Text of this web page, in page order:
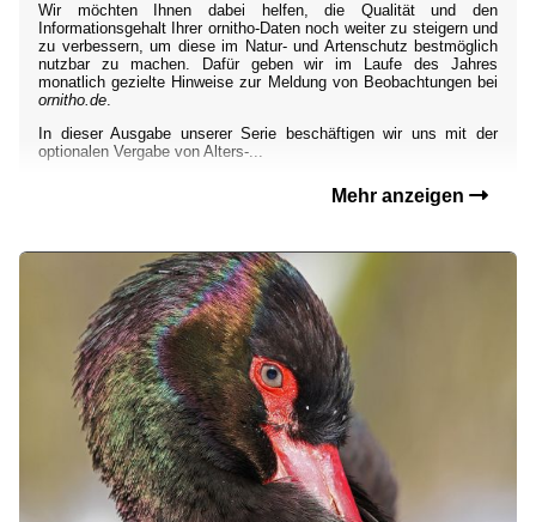
Wir möchten Ihnen dabei helfen, die Qualität und den
Informationsgehalt Ihrer ornitho-Daten noch weiter zu steigern und
zu verbessern, um diese im Natur- und Artenschutz bestmöglich
nutzbar zu machen. Dafür geben wir im Laufe des Jahres
monatlich gezielte Hinweise zur Meldung von Beobachtungen bei
ornitho.de.
In dieser Ausgabe unserer Serie beschäftigen wir uns mit der
optionalen Vergabe von Alters-...
Mehr anzeigen